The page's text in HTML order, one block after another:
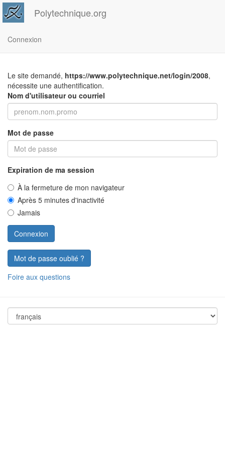
Polytechnique.org
Connexion
Le site demandé, https://www.polytechnique.net/login/2008,
nécessite une authentification.
Nom d'utilisateur ou courriel
Mot de passe
Expiration de ma session
À la fermeture de mon navigateur
Après 5 minutes d'inactivité
Jamais
Mot de passe oublié ?
Foire aux questions